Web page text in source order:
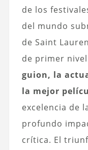
de los
del mundo
de Saint
de primer
guion, la
la mejor
excelencia de
profundo
crítica. El